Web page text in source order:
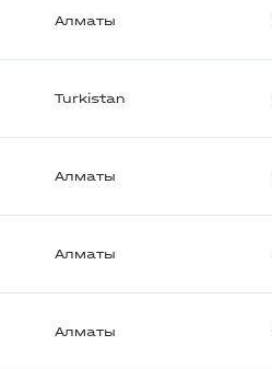
Алматы
Turkistan
Алматы
Алматы
Алматы